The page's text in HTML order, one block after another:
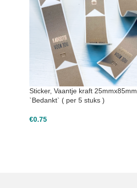
Sticker, Vaantje kraft 25mmx85mm
`Bedankt` ( per 5 stuks )
€0.75